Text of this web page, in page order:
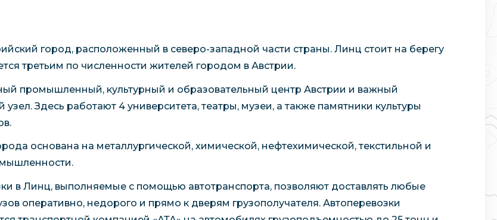
город, расположенный в северо-западной части страны. Линц стоит на берегу
третьим по численности жителей городом в Австрии.
промышленный, культурный и образовательный центр Австрии и важный
узел. Здесь работают 4 университета, театры, музеи, а также памятники культуры
основана на металлургической, химической, нефтехимической, текстильной и
в Линц, выполняемые с помощью автотранспорта, позволяют доставлять любые
оперативно, недорого и прямо к дверям грузополучателя. Автоперевозки